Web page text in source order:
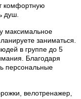
комфортную
душ.
максимальное
заниматься.
в группе до 5
Благодаря
персональные
велотренажер,